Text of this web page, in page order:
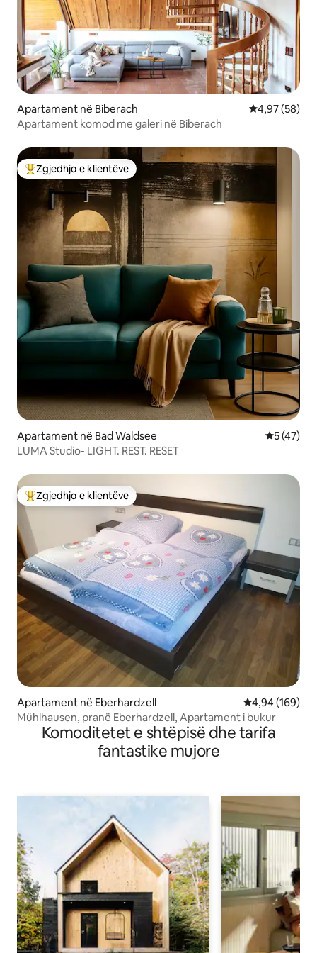
Apartament në Biberach Vlerësimi
4,97 (58)
Apartament komod me galeri në Biberach
Më të mirat e zgjedhjeve të klientëve
Zgjedhja e klientëve
Apartament në Bad Waldsee Vlerësimi
5 (47)
LUMA Studio- LIGHT. REST. RESET
Më të mirat e zgjedhjeve të klientëve
Zgjedhja e klientëve
Apartament në Eberhardzell Vlerësimi
4,94 (169)
Mühlhausen, pranë Eberhardzell, Apartament i bukur
Komoditetet e shtëpisë dhe tarifa
fantastike mujore